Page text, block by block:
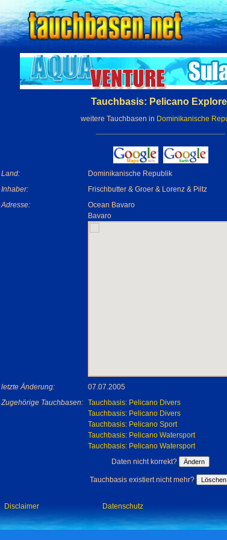
Tauchbasis: Pelicano
weitere Tauchbasen in Dominikanische
Land:
Dominikanische Republik
Inhaber:
Frischbutter & Groer & Lorenz & Piltz
Adresse:
Ocean Bavaro
Bavaro
letzte Änderung:
07.07.2005
Zugehörige Tauchbasen:
Tauchbasis: Pelicano Divers
Tauchbasis: Pelicano Divers
Tauchbasis: Pelicano Sport
Tauchbasis: Pelicano Watersport
Tauchbasis: Pelicano Watersport
Daten nicht korrekt?
Tauchbasis existiert nicht mehr?
Disclaimer Datenschutz